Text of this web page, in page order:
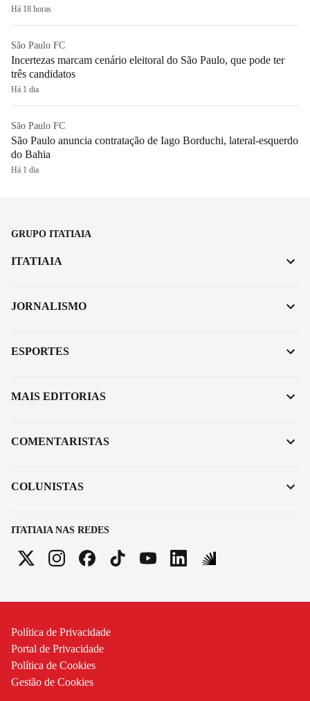
Há 18 horas
São Paulo FC
Incertezas marcam cenário eleitoral do São Paulo, que pode ter
três candidatos
Há 1 dia
São Paulo FC
São Paulo anuncia contratação de Iago Borduchi, lateral-esquerdo
do Bahia
Há 1 dia
GRUPO ITATIAIA
ITATIAIA NAS REDES
ITATIAIA
JORNALISMO
ESPORTES
MAIS EDITORIAS
COMENTARISTAS
COLUNISTAS
Política de Privacidade
Portal de Privacidade
Política de Cookies
Gestão de Cookies